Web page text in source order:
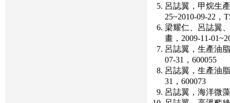
呂誌翼，甲烷生
25~2010-09-22，
梁耀仁、呂誌翼
畫，2009-11-
呂誌翼，生產油
07-31，600055
呂誌翼，生產油
31，600073
呂誌翼，海洋微